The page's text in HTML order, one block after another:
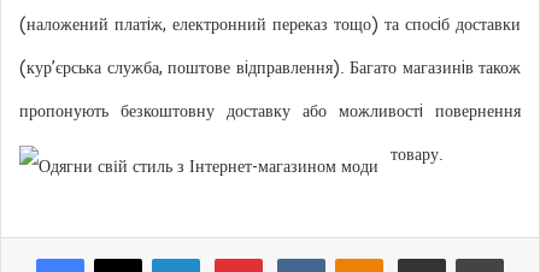
(наложений платiж, електронний переказ тощо) та спосiб доставки
(кур’єрська служба, поштове вiдправлення). Багато магазинiв також
пропонують безкоштовну доставку або можливостi повернення
товару.
Facebook
X LinkedIn
TumblrPinterest
RedditVKontakteOdnoklassniki
PocketShare via Email Print